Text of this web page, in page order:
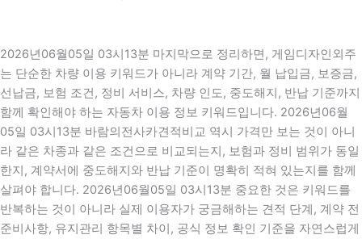
2026년06월05일 03시13분 마지막으로 정리하면, 게임디자인외주
는 단순한 차량 이용 키워드가 아니라 계약 기간, 월 납입금, 보증금,
선납금, 보험 조건, 정비 서비스, 차량 인도, 중도해지, 반납 기준까지
함께 확인해야 하는 자동차 이용 정보 키워드입니다. 2026년06월
05일 03시13분 바람의전사카견적비교 역시 가격만 보는 것이 아니
라 같은 차종과 같은 조건으로 비교되는지, 보험과 정비 범위가 동일
한지, 계약서에 중도해지와 반납 기준이 명확히 적혀 있는지를 함께
살펴야 합니다. 2026년06월05일 03시13분 중요한 것은 키워드를
반복하는 것이 아니라 실제 이용자가 궁금해하는 견적 단계, 계약 전
준비사항, 유지관리 항목별 차이, 공식 정보 확인 기준을 자연스럽게